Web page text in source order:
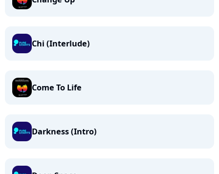
Chi (Interlude)
Come To Life
Darkness (Intro)